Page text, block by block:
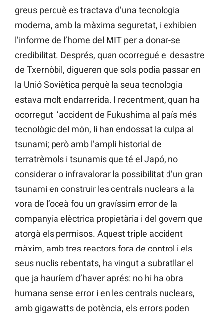
greus perquè es tractava d’una tecnologia
moderna, amb la màxima seguretat, i exhibien
l’informe de l’home del MIT per a donar-se
credibilitat. Després, quan ocorregué el desastre
de Txernòbil, digueren que sols podia passar en
la Unió Soviètica perquè la seua tecnologia
estava molt endarrerida. I recentment, quan ha
ocorregut l’accident de Fukushima al país més
tecnològic del món, li han endossat la culpa al
tsunami; però amb l’ampli historial de
terratrèmols i tsunamis que té el Japó, no
considerar o infravalorar la possibilitat d’un gran
tsunami en construir les centrals nuclears a la
vora de l’oceà fou un gravíssim error de la
companyia elèctrica propietària i del govern que
atorgà els permisos. Aquest triple accident
màxim, amb tres reactors fora de control i els
seus nuclis rebentats, ha vingut a subratllar el
que ja hauríem d’haver aprés: no hi ha obra
humana sense error i en les centrals nuclears,
amb gigawatts de potència, els errors poden